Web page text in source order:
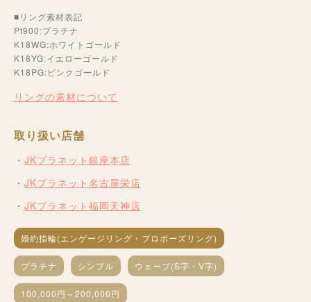
■リング素材表記
Pt900:プラチナ
K18WG:ホワイトゴールド
K18YG:イエローゴールド
K18PG:ピンクゴールド
リングの素材について
取り扱い店舗
JKプラネット銀座本店
JKプラネット名古屋栄店
JKプラネット福岡天神店
婚約指輪(エンゲージリング・プロポーズリング)
プラチナ シンプル ウェーブ(S字・V字)
100,000円～200,000円